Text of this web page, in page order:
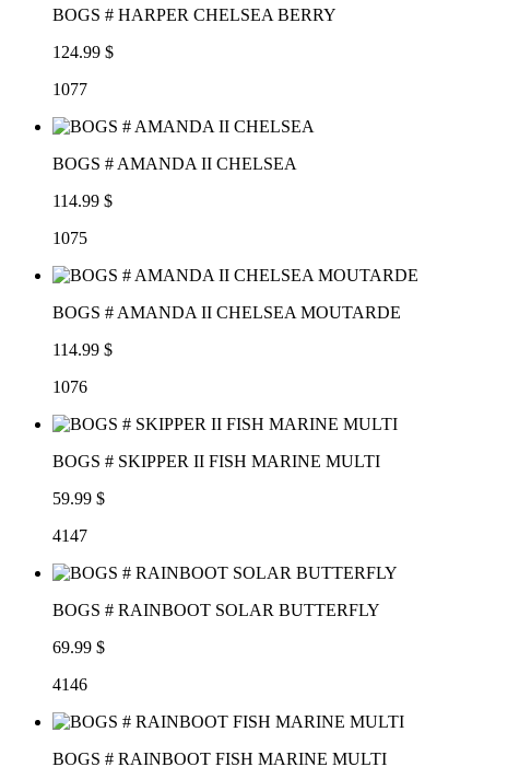
BOGS # HARPER CHELSEA BERRY
124.99 $
1077
BOGS # AMANDA II CHELSEA
114.99 $
1075
BOGS # AMANDA II CHELSEA MOUTARDE
114.99 $
1076
BOGS # SKIPPER II FISH MARINE MULTI
59.99 $
4147
BOGS # RAINBOOT SOLAR BUTTERFLY
69.99 $
4146
BOGS # RAINBOOT FISH MARINE MULTI